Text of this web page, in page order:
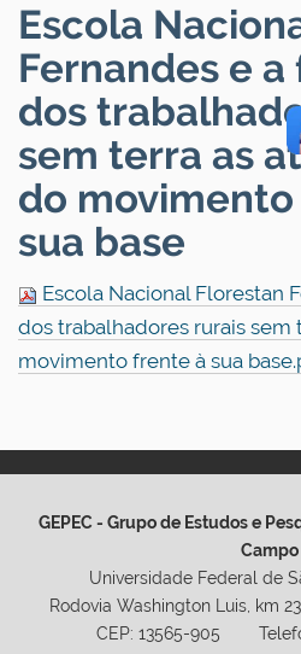
Escola
Fernandes e
dos
sem terra as
do
sua base
Escola Nacional Florestan
dos trabalhadores rurais sem
movimento frente à sua
GEPEC - Grupo de Estudos e
Campo
Universidade Federal de
Rodovia Washington Luis, km
CEP: 13565-905